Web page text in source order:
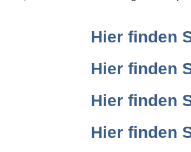
Hier finden
Hier finden
Hier finden
Hier finden